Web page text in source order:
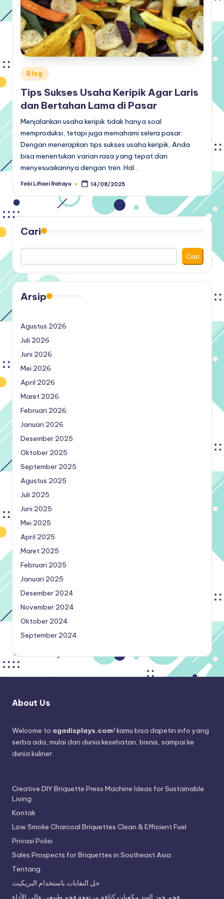
Posted
in
Blog
Tips Sukses Usaha Keripik Agar Laris
dan Bertahan Lama di Pasar
Menjalankan usaha keripik tidak hanya soal
memproduksi, tetapi juga memahami selera pasar.
Dengan menerapkan tips sukses usaha keripik, Anda
bisa menentukan varian rasa yang tepat dan
menyesuaikannya dengan tren. Hal…
Posted
Febi Lifiani Rahayu 14/08/2025
Cari
Cari
Arsip
Agustus 2026
Juli 2026
Juni 2026
Mei 2026
April 2026
Maret 2026
Februari 2026
Januari 2026
Desember 2025
Oktober 2025
September 2025
Agustus 2025
Juli 2025
Juni 2025
Mei 2025
April 2025
Maret 2025
Februari 2025
Januari 2025
Desember 2024
November 2024
Oktober 2024
September 2024
About Us
Welcome to agadisplays.com! kamu bisa dapetin info yang
serba ada, mulai dari dunia kesehatan, bisnis, sampai ke
dunia kuliner.
Creative DIY Briquette Press Machine Ideas for Sustainable
Living
Kontak
Low Smoke Charcoal Briquettes Clean & Efficient Fuel
Privasi Polisi
Sales Prospects for Briquettes in Southeast Asia
Tentang
حل النفايات باستخدام البريكيت
فحم جوز الهند مكعبات كثافة مرتفعة فحم طبيعي عالي الأداء